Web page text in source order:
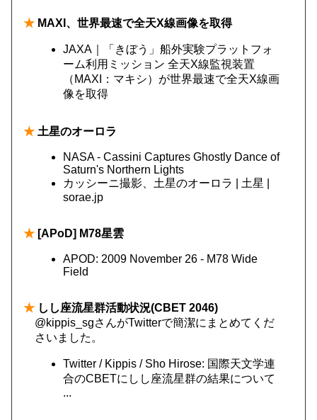
★ MAXI、世界最速で全天X線画像を取得
JAXA｜「きぼう」船外実験プラットフォ
ーム利用ミッション 全天X線監視装置
（MAXI：マキシ）が世界最速で全天X線画
像を取得
★ 土星のオーロラ
NASA - Cassini Captures Ghostly Dance of
Saturn's Northern Lights
カッシーニ撮影、土星のオーロラ | 土星 |
sorae.jp
★ [APoD] M78星雲
APOD: 2009 November 26 - M78 Wide
Field
★ しし座流星群活動状況(CBET 2046)
@kippis_sgさんがTwitterで簡潔にまとめてくだ
さいました。
Twitter / Kippis / Sho Hirose: 国際天文学連
合のCBETにしし座流星群の結果について
...